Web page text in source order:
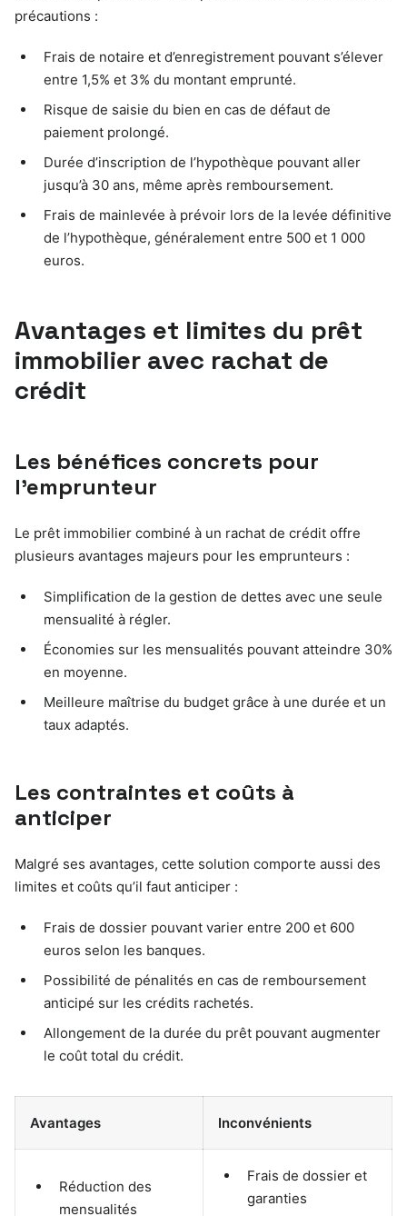
précautions :
Frais de notaire et d’enregistrement pouvant s’élever
entre 1,5% et 3% du montant emprunté.
Risque de saisie du bien en cas de défaut de
paiement prolongé.
Durée d’inscription de l’hypothèque pouvant aller
jusqu’à 30 ans, même après remboursement.
Frais de mainlevée à prévoir lors de la levée définitive
de l’hypothèque, généralement entre 500 et 1 000
euros.
Avantages et limites du prêt
immobilier avec rachat de
crédit
Les bénéfices concrets pour
l’emprunteur
Le prêt immobilier combiné à un rachat de crédit offre
plusieurs avantages majeurs pour les emprunteurs :
Simplification de la gestion de dettes avec une seule
mensualité à régler.
Économies sur les mensualités pouvant atteindre 30%
en moyenne.
Meilleure maîtrise du budget grâce à une durée et un
taux adaptés.
Les contraintes et coûts à
anticiper
Malgré ses avantages, cette solution comporte aussi des
limites et coûts qu’il faut anticiper :
Frais de dossier pouvant varier entre 200 et 600
euros selon les banques.
Possibilité de pénalités en cas de remboursement
anticipé sur les crédits rachetés.
Allongement de la durée du prêt pouvant augmenter
le coût total du crédit.
Avantages Inconvénients
Réduction des
mensualités
Frais de dossier et
garanties